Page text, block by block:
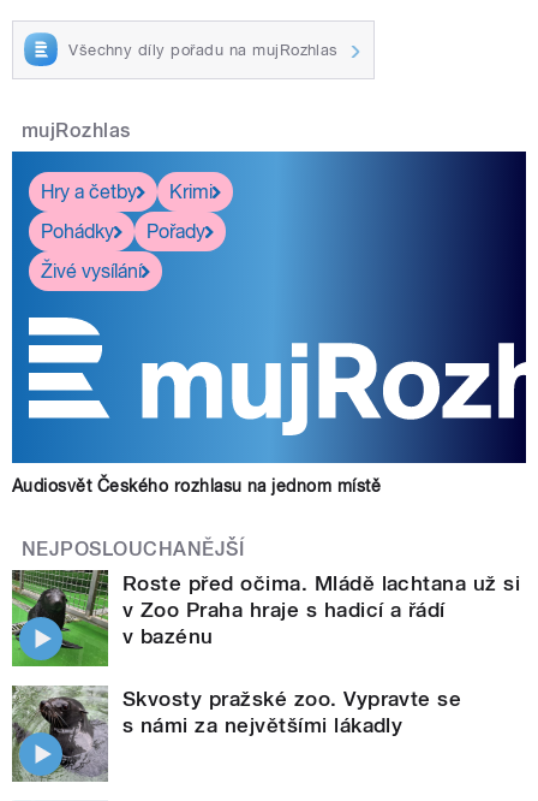
Všechny díly pořadu na mujRozhlas
mujRozhlas
Hry a četby
Krimi
Pohádky
Pořady
Živé vysílání
Audiosvět Českého rozhlasu na jednom místě
NEJPOSLOUCHANĚJŠÍ
Roste před očima. Mládě lachtana už si
v Zoo Praha hraje s hadicí a řádí
v bazénu
Skvosty pražské zoo. Vypravte se
s námi za největšími lákadly